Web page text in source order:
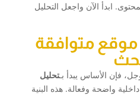
ابدأ الآن واجعل التحليل
موقع متوافقة
فإن الأساس يبدأ بـتحليل
واضحة وفعالة. هذه البنية